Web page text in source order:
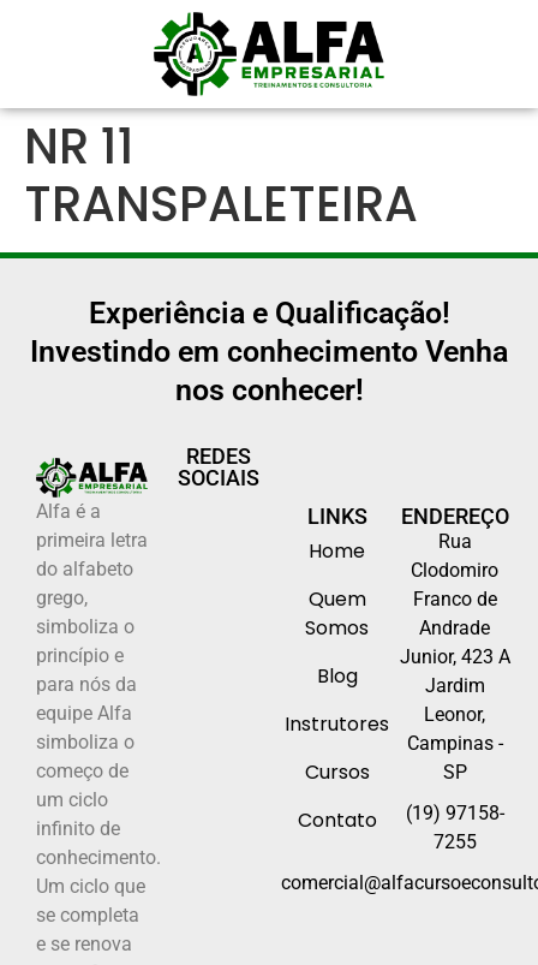
NR 11
TRANSPALETEIRA
Experiência e Qualificação!
Investindo em conhecimento Venha
nos conhecer!
Alfa é a
primeira letra
do alfabeto
grego,
simboliza o
princípio e
para nós da
equipe Alfa
simboliza o
começo de
um ciclo
infinito de
conhecimento.
Um ciclo que
se completa
e se renova
REDES
SOCIAIS
LINKS
Home
Quem
Somos
Blog
Instrutores
Cursos
Contato
ENDEREÇO
Rua
Clodomiro
Franco de
Andrade
Junior, 423 A
Jardim
Leonor,
Campinas -
SP
(19) 97158-
7255